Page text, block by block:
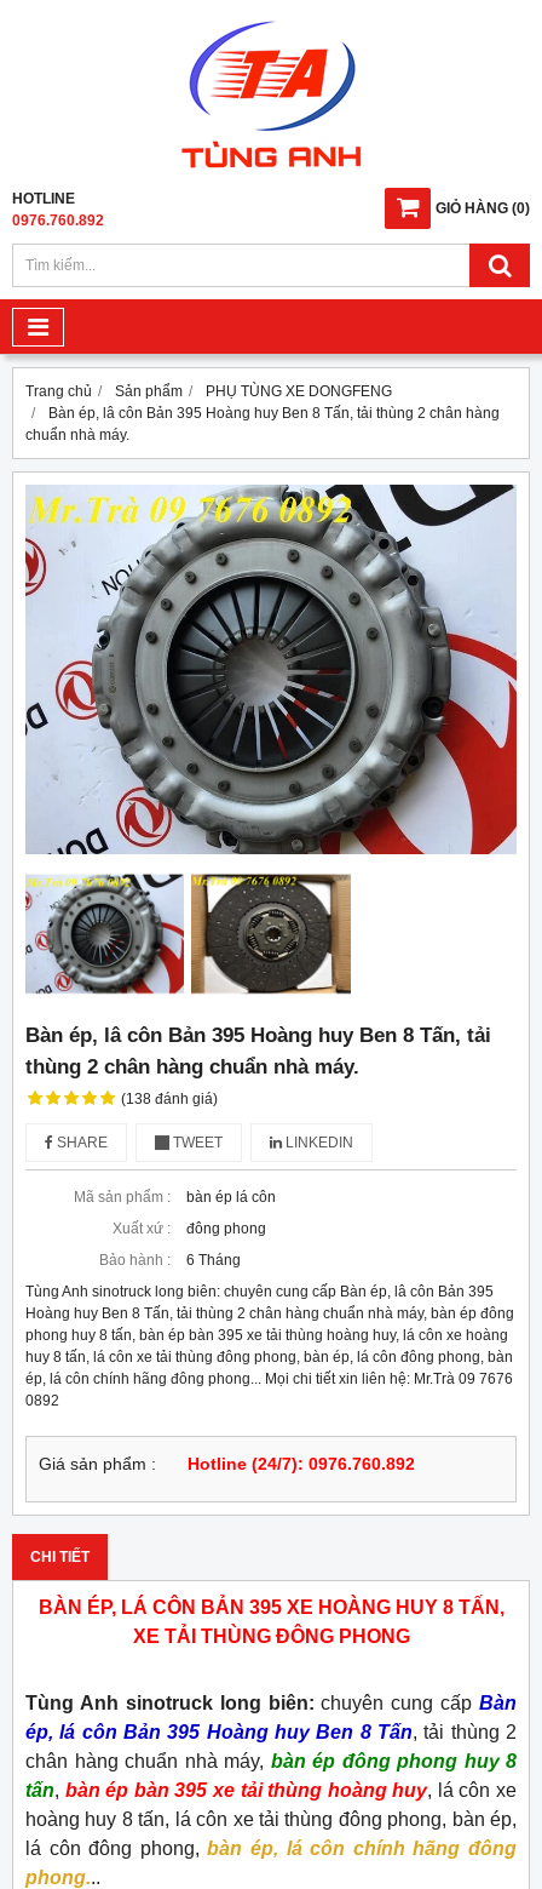
GIỎ HÀNG (0)
HOTLINE
0976.760.892
Trang chủ Sản phẩm
PHỤ TÙNG XE DONGFENG
Bàn ép, lâ côn Bản 395 Hoàng huy Ben 8 Tấn, tải thùng 2 chân hàng
chuẩn nhà máy.
Bàn ép, lâ côn Bản 395 Hoàng huy Ben 8 Tấn, tải
thùng 2 chân hàng chuẩn nhà máy.
(138 đánh giá)
SHARE TWEET LINKEDIN
Mã sản phẩm :
bàn ép lá côn
Xuất xứ :
đông phong
Bảo hành :
6 Tháng
Tùng Anh sinotruck long biên: chuyên cung cấp Bàn ép, lâ côn Bản 395
Hoàng huy Ben 8 Tấn, tải thùng 2 chân hàng chuẩn nhà máy, bàn ép đông
phong huy 8 tấn, bàn ép bàn 395 xe tải thùng hoàng huy, lá côn xe hoàng
huy 8 tấn, lá côn xe tải thùng đông phong, bàn ép, lá côn đông phong, bàn
ép, lá côn chính hãng đông phong... Mọi chi tiết xin liên hệ: Mr.Trà 09 7676
0892
Giá sản phẩm : Hotline (24/7): 0976.760.892
CHI TIẾT
BÀN ÉP, LÁ CÔN BẢN 395 XE HOÀNG HUY 8 TẤN,
XE TẢI THÙNG ĐÔNG PHONG
Tùng Anh sinotruck long biên:chuyên cung cấp Bàn
ép, lá côn Bản 395 Hoàng huy Ben 8 Tấn, tải thùng 2
chân hàng chuẩn nhà máy, bàn ép đông phong huy 8
tấn, bàn ép bàn 395 xe tải thùng hoàng huy, lá côn xe
hoàng huy 8 tấn, lá côn xe tải thùng đông phong, bàn ép,
lá côn đông phong,bàn ép, lá côn chính hãng đông
phong...